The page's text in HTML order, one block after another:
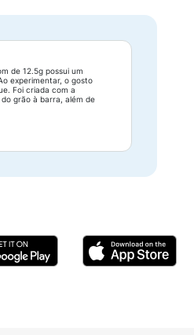
de 12.5g possui um
experimentar, o gosto
Foi criada com a
grão à barra, além de